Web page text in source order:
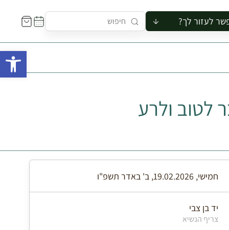
לעזור לך?
לקבוצה
לטוב ולרע
חמישי, 19.02.2026, ב' באדר תשפ"ו
יד בן צבי
צריף הנשיא